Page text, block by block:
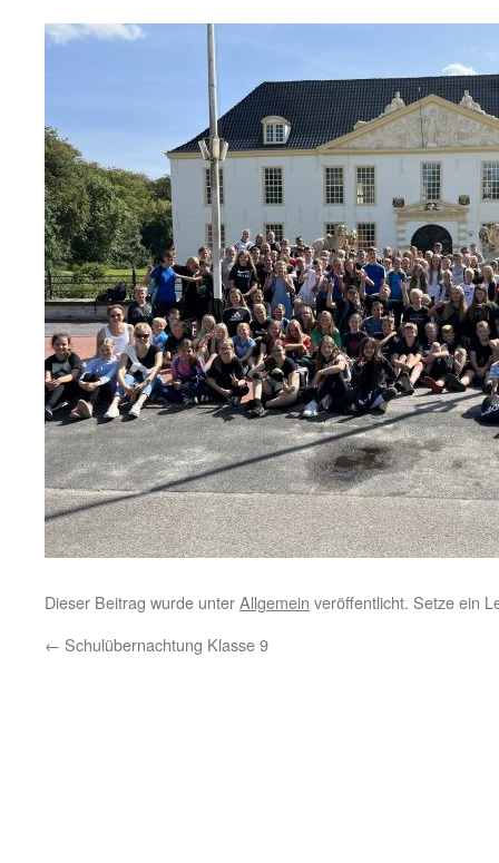
Dieser Beitrag wurde unterAllgemein veröffentlicht. Setze ein
← Schulübernachtung Klasse 9